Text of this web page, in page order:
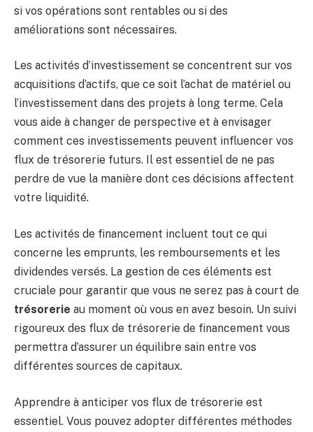
si vos opérations sont rentables ou si des
améliorations sont nécessaires.
Les activités d’investissement se concentrent sur vos
acquisitions d’actifs, que ce soit l’achat de matériel ou
l’investissement dans des projets à long terme. Cela
vous aide à changer de perspective et à envisager
comment ces investissements peuvent influencer vos
flux de trésorerie futurs. Il est essentiel de ne pas
perdre de vue la manière dont ces décisions affectent
votre liquidité.
Les activités de financement incluent tout ce qui
concerne les emprunts, les remboursements et les
dividendes versés. La gestion de ces éléments est
cruciale pour garantir que vous ne serez pas à court de
trésorerie au moment où vous en avez besoin. Un suivi
rigoureux des flux de trésorerie de financement vous
permettra d’assurer un équilibre sain entre vos
différentes sources de capitaux.
Apprendre à anticiper vos flux de trésorerie est
essentiel. Vous pouvez adopter différentes méthodes